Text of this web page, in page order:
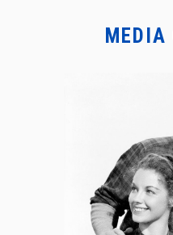
MEDIA